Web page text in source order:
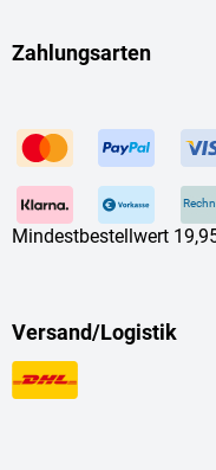
Zahlungsarten
Mindestbestellwert
Versand/Logistik